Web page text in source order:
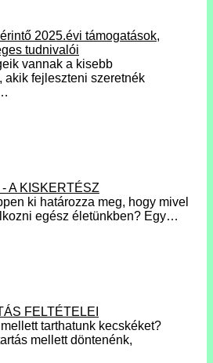
2025.évi támogatások,
tudnivalói
vannak a kisebb
akik fejleszteni szeretnék
A KISKERTÉSZ
ki határozza meg, hogy mivel
egész életünkben? Egy…
FELTÉTELEI
tarthatunk kecskéket?
mellett döntenénk,